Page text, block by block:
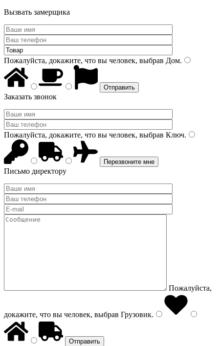
Вызвать замерщика
Пожалуйста, докажите, что вы человек, выбрав Дом.
Заказать звонок
Пожалуйста, докажите, что вы человек, выбрав Ключ.
Письмо директору
Пожалуйста,
докажите, что вы человек, выбрав Грузовик.